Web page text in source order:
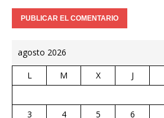
agosto 2026
L M X J
3
4 5 6